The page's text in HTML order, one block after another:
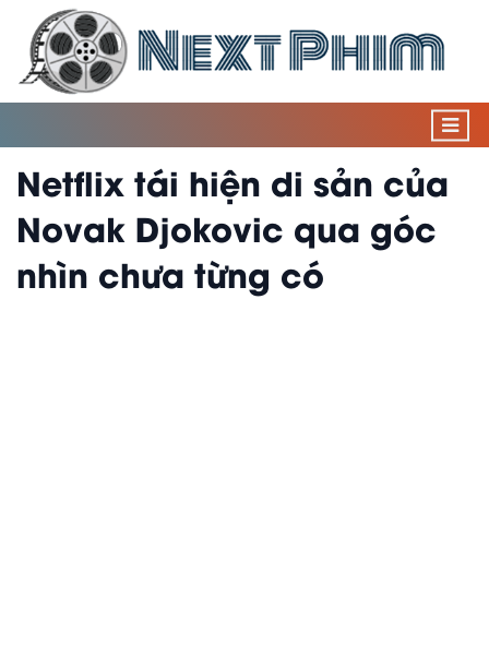
Netflix tái hiện di sản của
Novak Djokovic qua góc
nhìn chưa từng có